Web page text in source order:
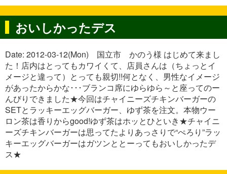
おいしかったデス
Date: 2012-03-12(Mon) 国立市 かのう様 はじめて来まし
た！店内はとってもカワイくて、店員さんは（ちょっとイ
メージと違って）とっても親切!!何となく、男性なイメージ
があったからかな･･･ブランコ席にゆらゆら～と座ってのー
んびりできました★今回はチャイニーズチキンバーガーの
SETとラッキーエッグバーガー、ゆず茶を注文。本物ウー
ロン茶は香りからgood!ゆず茶はホッとひといき★チャイニ
ーズチキンバーガーは思ってたよりあっさりで“ぺろり”ラッ
キーエッグバーガーはガツンととーってもおいしかったデ
ス★